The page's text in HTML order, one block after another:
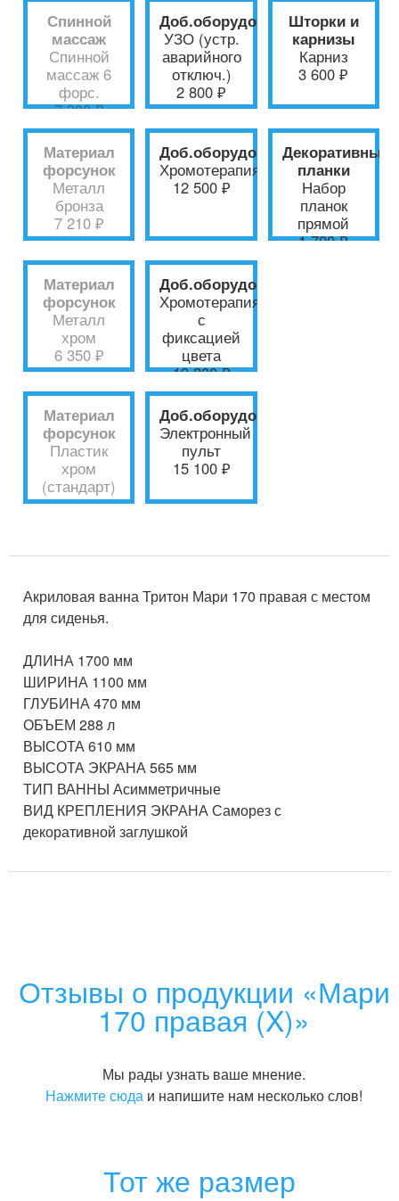
Спинной
массаж
Спинной
массаж 6
форс.
7 300 ₽
Материал
форсунок
Металл
бронза
7 210 ₽
Материал
форсунок
Металл
хром
6 350 ₽
Материал
форсунок
Пластик
хром
(стандарт)
Доб.оборудование
УЗО (устр.
аварийного
отключ.)
2 800 ₽
Доб.оборудование
Хромотерапия
12 500 ₽
Доб.оборудование
Хромотерапия
с
фиксацией
цвета
19 800 ₽
Доб.оборудование
Электронный
пульт
15 100 ₽
Шторки и
карнизы
Карниз
3 600 ₽
Декоративные
планки
Набор
планок
прямой
1 700 ₽
Акриловая ванна Тритон Мари 170 правая с местом
для сиденья.
ДЛИНА 1700 мм
ШИРИНА 1100 мм
ГЛУБИНА 470 мм
ОБЪЕМ 288 л
ВЫСОТА 610 мм
ВЫСОТА ЭКРАНА 565 мм
ТИП ВАННЫ Асимметричные
ВИД КРЕПЛЕНИЯ ЭКРАНА Саморез с
декоративной заглушкой
Отзывы о продукции «Мари
170 правая (X)»
Мы рады узнать ваше мнение.
Нажмите сюда и напишите нам несколько слов!
Тот же размер